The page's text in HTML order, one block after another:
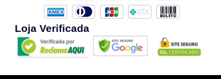
Loja Verificada